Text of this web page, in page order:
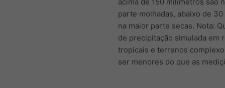
parte molhadas, abaixo de
na maior parte secas. Nota:
de precipitação simulada em
tropicais e terrenos
ser menores do que as